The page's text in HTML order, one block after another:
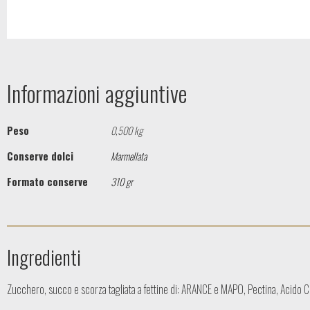
Informazioni aggiuntive
Peso
0,500 kg
Conserve dolci
Marmellata
Formato conserve
310 gr
Ingredienti
Zucchero, succo e scorza tagliata a fettine di: ARANCE e MAPO, Pectina, Acido